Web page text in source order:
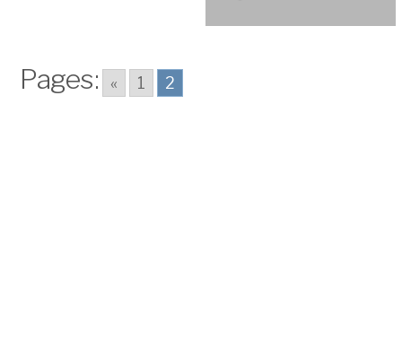
Pages: « 1 2